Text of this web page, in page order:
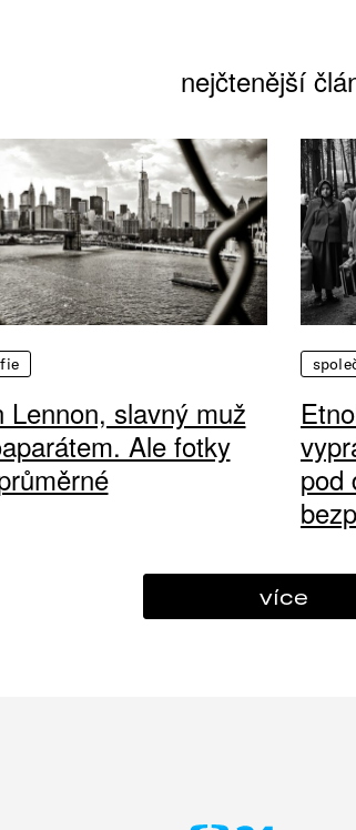
nejčtenější
Lennon, slavný muž
Ale fotky
pod
více